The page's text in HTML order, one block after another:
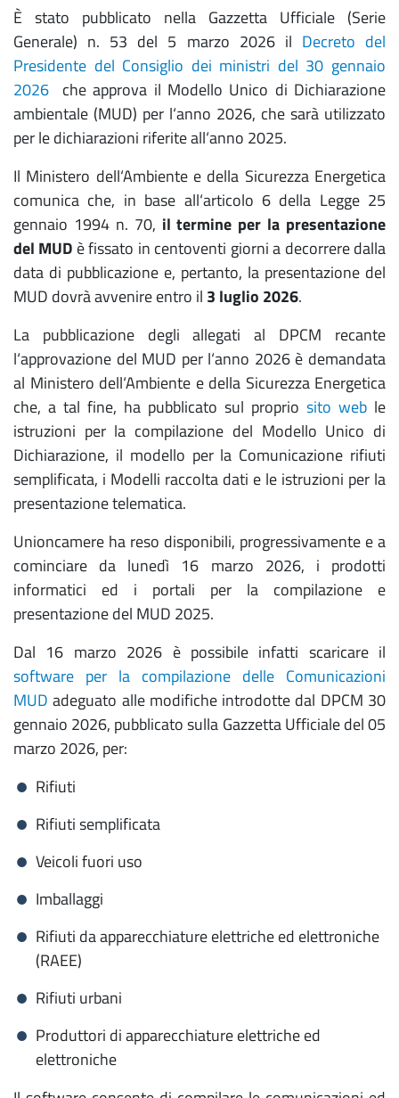
È stato pubblicato nella Gazzetta Ufficiale (Serie
Generale) n. 53 del 5 marzo 2026 il Decreto del
Presidente del Consiglio dei ministri del 30 gennaio
2026 che approva il Modello Unico di Dichiarazione
ambientale (MUD) per l‘anno 2026, che sarà utilizzato
per le dichiarazioni riferite all‘anno 2025.
Il Ministero dell‘Ambiente e della Sicurezza Energetica
comunica che, in base all‘articolo 6 della Legge 25
gennaio 1994 n. 70, il termine per la presentazione
del MUD è fissato in centoventi giorni a decorrere dalla
data di pubblicazione e, pertanto, la presentazione del
MUD dovrà avvenire entro il 3 luglio 2026.
La pubblicazione degli allegati al DPCM recante
l‘approvazione del MUD per l‘anno 2026 è demandata
al Ministero dell‘Ambiente e della Sicurezza Energetica
che, a tal fine, ha pubblicato sul proprio sito web le
istruzioni per la compilazione del Modello Unico di
Dichiarazione, il modello per la Comunicazione rifiuti
semplificata, i Modelli raccolta dati e le istruzioni per la
presentazione telematica.
Unioncamere ha reso disponibili, progressivamente e a
cominciare da lunedì 16 marzo 2026, i prodotti
informatici ed i portali per la compilazione e
presentazione del MUD 2025.
Dal 16 marzo 2026 è possibile infatti scaricare il
software per la compilazione delle Comunicazioni
MUD adeguato alle modifiche introdotte dal DPCM 30
gennaio 2026, pubblicato sulla Gazzetta Ufficiale del 05
marzo 2026, per:
Rifiuti
Rifiuti semplificata
Veicoli fuori uso
Imballaggi
Rifiuti da apparecchiature elettriche ed elettroniche
(RAEE)
Rifiuti urbani
Produttori di apparecchiature elettriche ed
elettroniche